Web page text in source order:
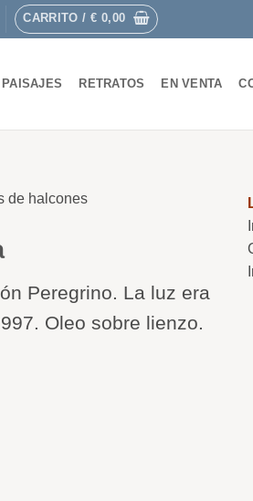
CARRITO / € 0,00
PAISAJES RETRATOS EN VENTA
Peregrino. La luz era
Oleo sobre lienzo.